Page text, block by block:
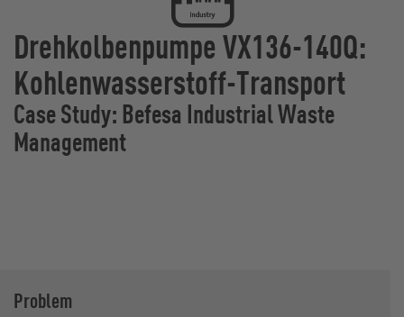
Drehkolbenpumpe VX136-140Q:
Kohlenwasserstoff-Transport
Case Study: Befesa Industrial Waste
Management
Problem